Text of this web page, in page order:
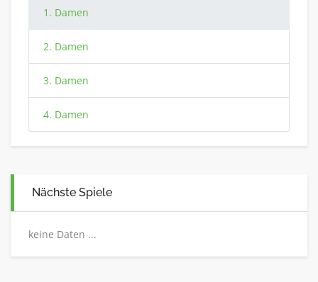
1. Damen
2. Damen
3. Damen
4. Damen
Nächste Spiele
keine Daten ...